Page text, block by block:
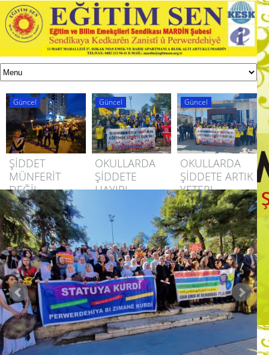
Güncel
ŞİDDET
MÜNFERİT
DEĞİL,
SİSTEMATİKTİR!
Güncel
OKULLARDA
ŞİDDETE
HAYIR!
Güncel
OKULLARDA
ŞİDDETE ARTIK
YETER!